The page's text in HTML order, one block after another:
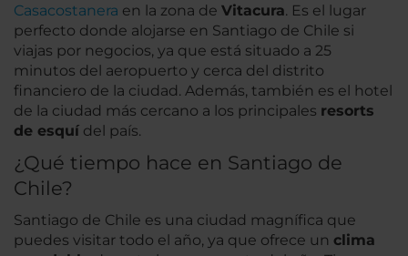
Casacostanera en la zona de Vitacura. Es el lugar
perfecto donde alojarse en Santiago de Chile si
viajas por negocios, ya que está situado a 25
minutos del aeropuerto y cerca del distrito
financiero de la ciudad. Además, también es el hotel
de la ciudad más cercano a los principales resorts
de esquí del país.
¿Qué tiempo hace en Santiago de
Chile?
Santiago de Chile es una ciudad magnífica que
puedes visitar todo el año, ya que ofrece un clima